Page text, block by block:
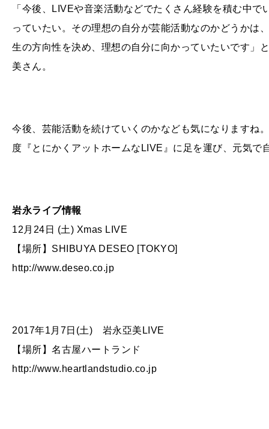
「今後、 LIVEや音楽活動などでたくさん経験を積む中で
っていたい。その理想の自分が芸能活動なのかどうかは
生の方向性を決め、理想の自分に向かっていたいです」
美さん。
今後、芸能活動を続けていくのかなども気になりますね
度『とにかくアットホームな LIVE 』に足を運び、元気で
岩永ライブ情報
12月24日 (土) Xmas LIVE
【場所】SHIBUYA DESEO [TOKYO]
http://www.deseo.co.jp
2017年1月7日(土) 岩永亞美LIVE
【場所】名古屋ハートランド
http://www.heartlandstudio.co.jp